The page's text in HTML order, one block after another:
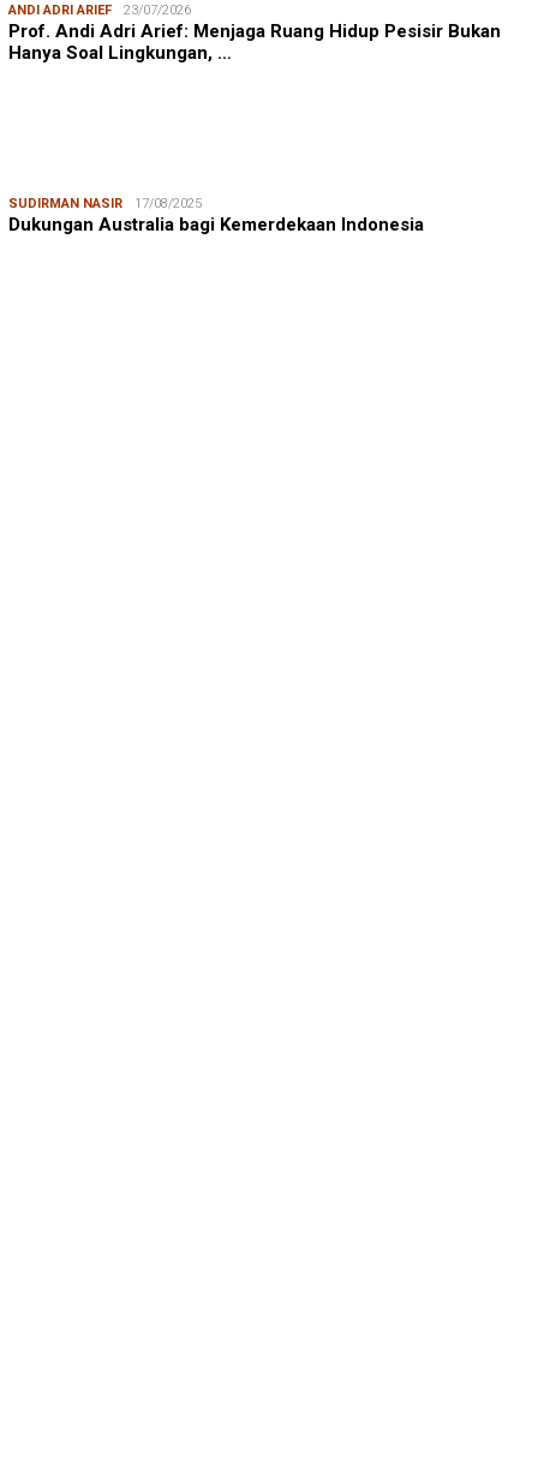
ANDI ADRI ARIEF 23/07/2026
Prof. Andi Adri Arief: Menjaga Ruang Hidup Pesisir Bukan
Hanya Soal Lingkungan, …
SUDIRMAN NASIR 17/08/2025
Dukungan Australia bagi Kemerdekaan Indonesia